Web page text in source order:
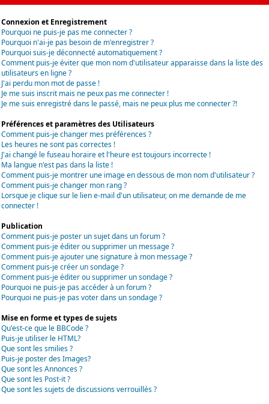
Connexion et Enregistrement
Pourquoi ne puis-je pas me connecter ?
Pourquoi n'ai-je pas besoin de m'enregistrer ?
Pourquoi suis-je déconnecté automatiquement ?
Comment puis-je éviter que mon nom d'utilisateur apparaisse dans la liste des
utilisateurs en ligne ?
J'ai perdu mon mot de passe !
Je me suis inscrit mais ne peux pas me connecter !
Je me suis enregistré dans le passé, mais ne peux plus me connecter ?!
Préférences et paramètres des Utilisateurs
Comment puis-je changer mes préférences ?
Les heures ne sont pas correctes !
J'ai changé le fuseau horaire et l'heure est toujours incorrecte !
Ma langue n'est pas dans la liste !
Comment puis-je montrer une image en dessous de mon nom d'utilisateur ?
Comment puis-je changer mon rang ?
Lorsque je clique sur le lien e-mail d'un utilisateur, on me demande de me
connecter !
Publication
Comment puis-je poster un sujet dans un forum ?
Comment puis-je éditer ou supprimer un message ?
Comment puis-je ajouter une signature à mon message ?
Comment puis-je créer un sondage ?
Comment puis-je éditer ou supprimer un sondage ?
Pourquoi ne puis-je pas accéder à un forum ?
Pourquoi ne puis-je pas voter dans un sondage ?
Mise en forme et types de sujets
Qu'est-ce que le BBCode ?
Puis-je utiliser le HTML?
Que sont les smilies ?
Puis-je poster des Images?
Que sont les Annonces ?
Que sont les Post-it ?
Que sont les sujets de discussions verrouillés ?